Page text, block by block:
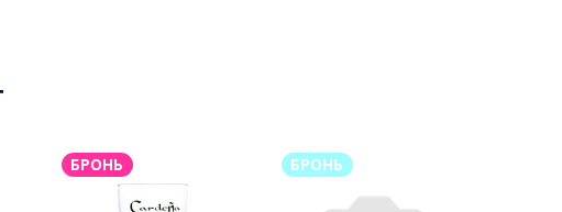
БРОНЬ БРОНЬ